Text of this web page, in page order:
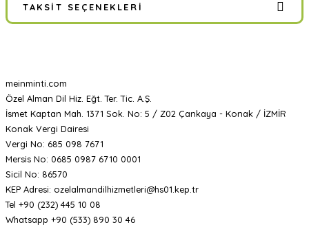
TAKSIT SEÇENEKLERI
meinminti.com
Özel Alman Dil Hiz. Eğt. Ter. Tic. A.Ş.
İsmet Kaptan Mah. 1371 Sok. No: 5 / Z02 Çankaya - Konak / İZMİR
Konak Vergi Dairesi
Vergi No: 685 098 7671
Mersis No: 0685 0987 6710 0001
Sicil No: 86570
KEP Adresi: ozelalmandilhizmetleri@hs01.kep.tr
Tel +90 (232) 445 10 08
Whatsapp +90 (533) 890 30 46